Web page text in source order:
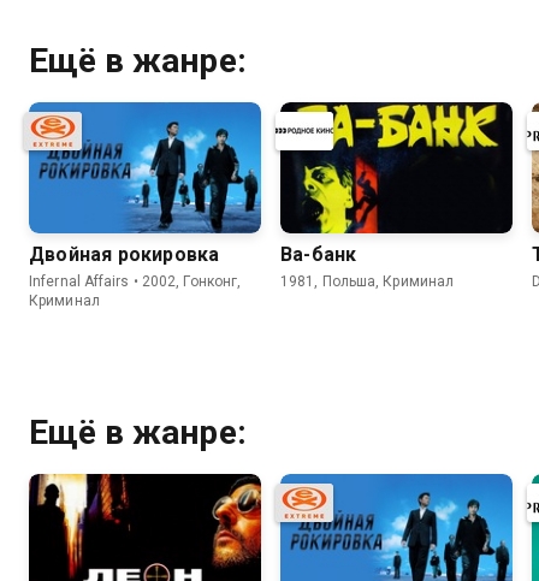
Ещё в жанре:
Двойная рокировка
Infernal Affairs • 2002, Гонконг,
Криминал
Ва-банк
1981, Польша, Криминал
Ещё в жанре: